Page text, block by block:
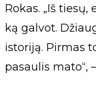
Rokas. „Iš
ką galvot.
istoriją. Pirmas
pasaulis mato“,